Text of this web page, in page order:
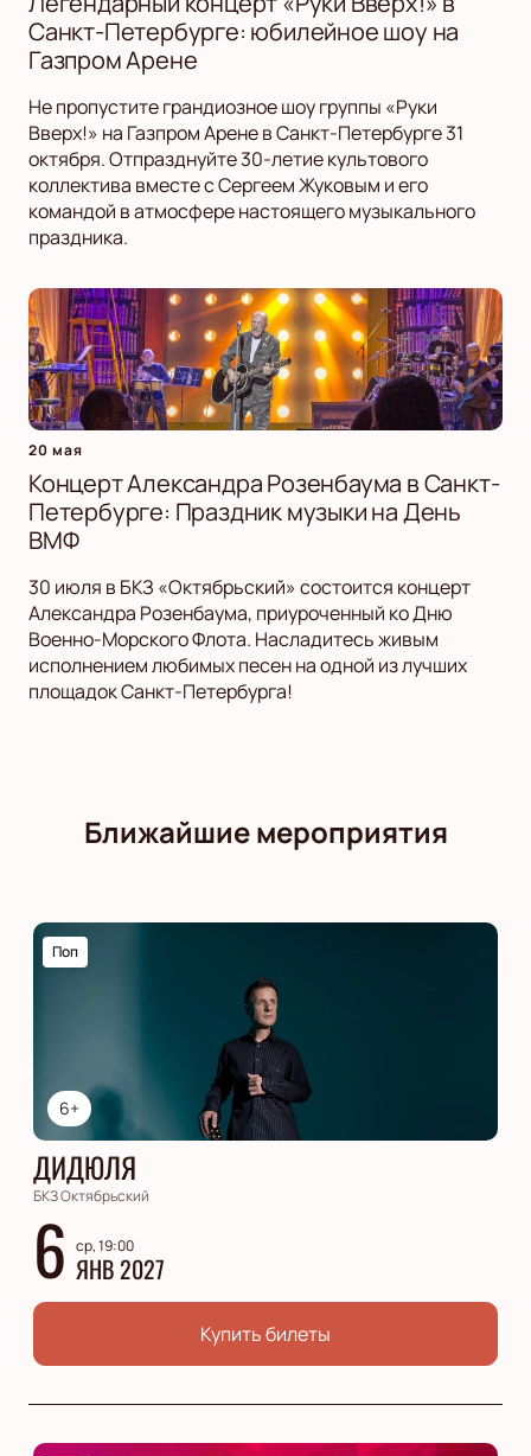
Санкт-Петербурге: юбилейное шоу на
Газпром Арене
Не пропустите грандиозное шоу группы «Руки
Вверх!» на Газпром Арене в Санкт-Петербурге 31
октября. Отпразднуйте 30-летие культового
коллектива вместе с Сергеем Жуковым и его
командой в атмосфере настоящего музыкального
праздника.
20 мая
Концерт Александра Розенбаума в Санкт-
Петербурге: Праздник музыки на День
ВМФ
30 июля в БКЗ «Октябрьский» состоится концерт
Александра Розенбаума, приуроченный ко Дню
Военно-Морского Флота. Насладитесь живым
исполнением любимых песен на одной из лучших
площадок Санкт-Петербурга!
Ближайшие мероприятия
6+
Поп
ДИДЮЛЯ
БКЗ Октябрьский
6 ср, 19:00
ЯНВ 2027
Купить билеты